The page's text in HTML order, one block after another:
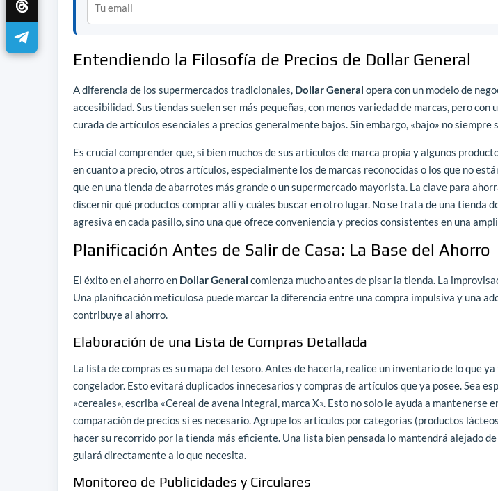
Entendiendo la Filosofía de Precios de Dollar General
A diferencia de los supermercados tradicionales, Dollar General opera con un modelo de
accesibilidad. Sus tiendas suelen ser más pequeñas, con menos variedad de marcas, pero con
curada de artículos esenciales a precios generalmente bajos. Sin embargo, «bajo» no siempre
Es crucial comprender que, si bien muchos de sus artículos de marca propia y algunos
en cuanto a precio, otros artículos, especialmente los de marcas reconocidas o los que no
que en una tienda de abarrotes más grande o un supermercado mayorista. La clave para
discernir qué productos comprar allí y cuáles buscar en otro lugar. No se trata de una tienda
agresiva en cada pasillo, sino una que ofrece conveniencia y precios consistentes en una
Planificación Antes de Salir de Casa: La Base del Ahorro
El éxito en el ahorro en Dollar General comienza mucho antes de pisar la tienda. La
Una planificación meticulosa puede marcar la diferencia entre una compra impulsiva y una
contribuye al ahorro.
Elaboración de una Lista de Compras Detallada
La lista de compras es su mapa del tesoro. Antes de hacerla, realice un inventario de lo que
congelador. Esto evitará duplicados innecesarios y compras de artículos que ya posee. Sea
«cereales», escriba «Cereal de avena integral, marca X». Esto no solo le ayuda a mantenerse
comparación de precios si es necesario. Agrupe los artículos por categorías (productos
hacer su recorrido por la tienda más eficiente. Una lista bien pensada lo mantendrá alejado
guiará directamente a lo que necesita.
Monitoreo de Publicidades y Circulares